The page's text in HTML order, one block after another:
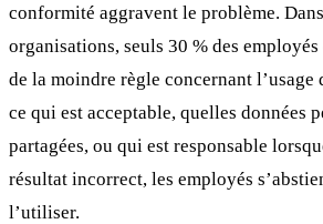
conformité aggravent le problème.
organisations, seuls 30 % des
de la moindre règle concernant l’usage
ce qui est acceptable, quelles données
partagées, ou qui est responsable
résultat incorrect, les employés
l’utiliser.